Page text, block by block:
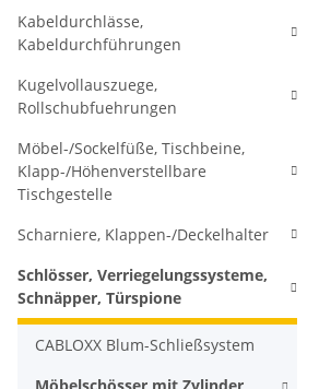
Kabeldurchlässe,
Kabeldurchführungen
Kugelvollauszuege,
Rollschubfuehrungen
Möbel-/Sockelfüße, Tischbeine,
Klapp-/Höhenverstellbare
Tischgestelle
Scharniere, Klappen-/Deckelhalter
Schlösser, Verriegelungssysteme,
Schnäpper, Türspione
CABLOXX Blum-Schließsystem